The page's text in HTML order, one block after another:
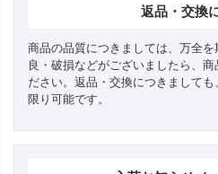
返品・交換
商品の品質につきましては、万全
良・破損などがございましたら、
ださい。返品・交換につきまして
限り可能です。